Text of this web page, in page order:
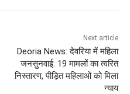
Next article
Deoria News: देवरिया में महिला
जनसुनवाई: 19 मामलों का त्वरित
निस्तारण, पीड़ित महिलाओं को मिला
न्याय